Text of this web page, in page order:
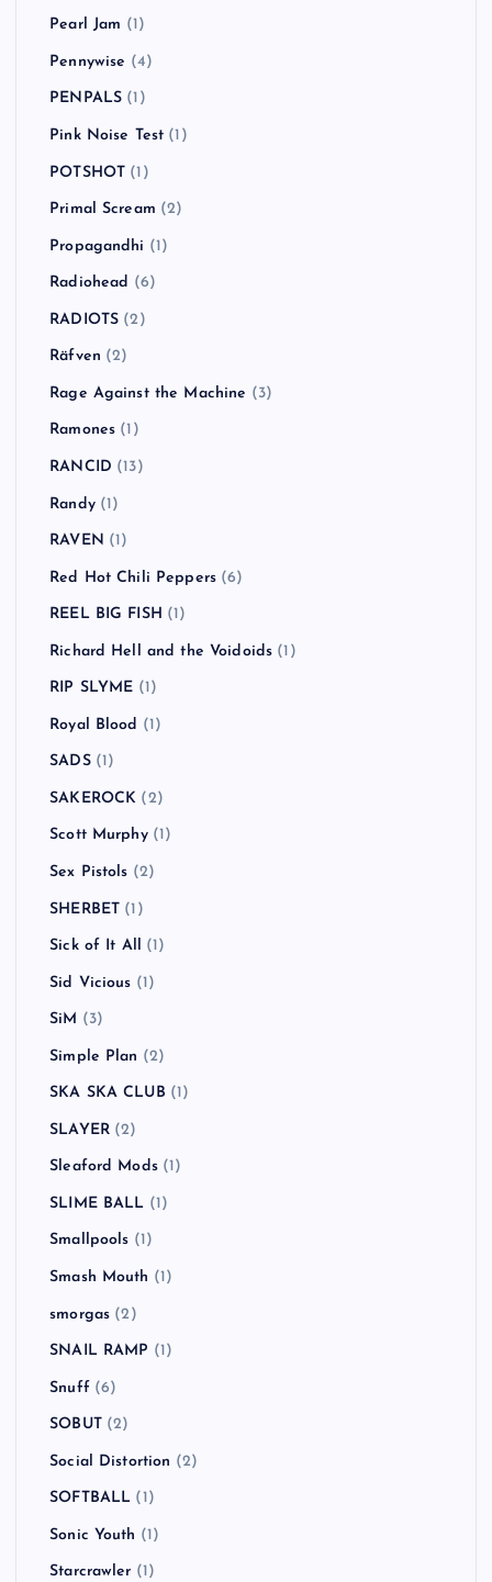
Pearl Jam (1)
Pennywise (4)
PENPALS (1)
Pink Noise Test (1)
POTSHOT (1)
Primal Scream (2)
Propagandhi (1)
Radiohead (6)
RADIOTS (2)
Räfven (2)
Rage Against the Machine (3)
Ramones (1)
RANCID (13)
Randy(1)
RAVEN (1)
Red Hot Chili Peppers (6)
REEL BIG FISH (1)
Richard Hell and the Voidoids (1)
RIP SLYME (1)
Royal Blood (1)
SADS(1)
SAKEROCK (2)
Scott Murphy(1)
Sex Pistols (2)
SHERBET (1)
Sick of It All (1)
Sid Vicious (1)
SiM (3)
Simple Plan (2)
SKA SKA CLUB (1)
SLAYER(2)
Sleaford Mods(1)
SLIME BALL (1)
Smallpools (1)
Smash Mouth (1)
smorgas (2)
SNAIL RAMP (1)
Snuff (6)
SOBUT(2)
Social Distortion (2)
SOFTBALL (1)
Sonic Youth (1)
Starcrawler (1)